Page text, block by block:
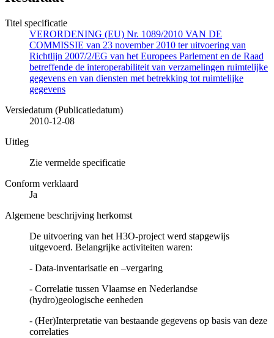
Titel specificatie
VERORDENING (EU) Nr. 1089/2010 VAN DE
COMMISSIE van 23 november 2010 ter uitvoering van
Richtlijn 2007/2/EG van het Europees Parlement en de Raad
betreffende de interoperabiliteit van verzamelingen ruimtelijke
gegevens en van diensten met betrekking tot ruimtelijke
gegevens
Versiedatum (Publicatiedatum)
2010-12-08
Uitleg
Zie vermelde specificatie
Conform verklaard
Ja
Algemene beschrijving herkomst
De uitvoering van het H3O-project werd stapgewijs
uitgevoerd. Belangrijke activiteiten waren:
- Data-inventarisatie en –vergaring
- Correlatie tussen Vlaamse en Nederlandse
(hydro)geologische eenheden
- (Her)Interpretatie van bestaande gegevens op basis van deze
correlaties